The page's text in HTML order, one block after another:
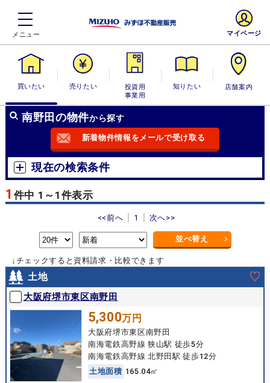
買いたい 売りたい
投資用・事業
用
知りたい 店舗案内
マイページ
南野田の物件から探す
新着物件情報をメールで受け取る
現在の検索条件
1 件中 1～1件表示
<<前へ 1 次へ>>
並べ替え
↓チェックすると資料請求・比較できます
土地
大阪府堺市東区南野田
5,300万円
大阪府堺市東区南野田
南海電鉄高野線 狭山駅 徒歩5分
南海電鉄高野線 北野田駅 徒歩12分
土地面積 165.04㎡